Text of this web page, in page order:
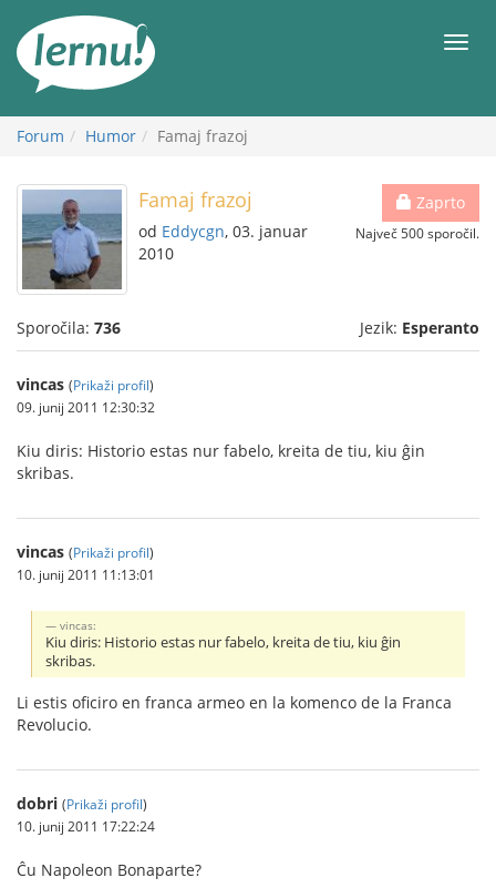
vsebini
Meni
Forum Humor Famaj frazoj
Zaprto
Največ 500 sporočil.
Famaj frazoj
od Eddycgn, 03. januar
2010
Sporočila: 736 Jezik: Esperanto
vincas (Prikaži profil)
09. junij 2011 12:30:32
Kiu diris: Historio estas nur fabelo, kreita de tiu, kiu ĝin
skribas.
vincas (Prikaži profil)
10. junij 2011 11:13:01
vincas:
Kiu diris: Historio estas nur fabelo, kreita de tiu, kiu ĝin
skribas.
Li estis oficiro en franca armeo en la komenco de la Franca
Revolucio.
dobri (Prikaži profil)
10. junij 2011 17:22:24
Ĉu Napoleon Bonaparte?